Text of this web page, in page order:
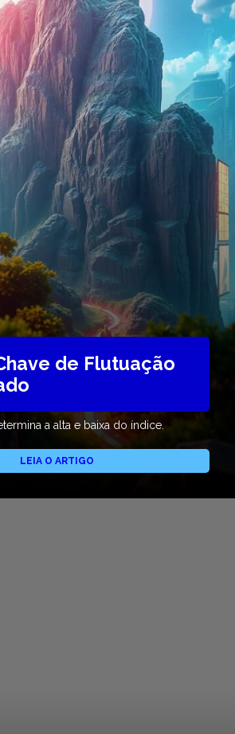
de Flutuação
a alta e baixa do índice.
LEIA O ARTIGO